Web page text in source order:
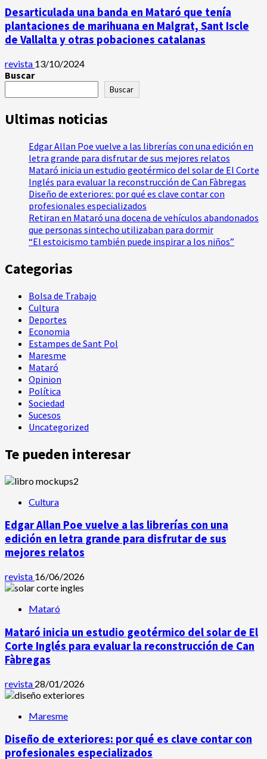
Desarticulada una banda en Mataró que tenía
plantaciones de marihuana en Malgrat, Sant Iscle
de Vallalta y otras pobaciones catalanas
revista 13/10/2024
Buscar
Buscar
Ultimas noticias
Edgar Allan Poe vuelve a las librerías con una edición en
letra grande para disfrutar de sus mejores relatos
Mataró inicia un estudio geotérmico del solar de El Corte
Inglés para evaluar la reconstrucción de Can Fàbregas
Diseño de exteriores: por qué es clave contar con
profesionales especializados
Retiran en Mataró una docena de vehículos abandonados
que personas sintecho utilizaban para dormir
“El estoicismo también puede inspirar a los niños”
Categorias
Bolsa de Trabajo
Cultura
Deportes
Economia
Estampes de Sant Pol
Maresme
Mataró
Opinion
Política
Sociedad
Sucesos
Uncategorized
Te pueden interesar
Cultura
Edgar Allan Poe vuelve a las librerías con una
edición en letra grande para disfrutar de sus
mejores relatos
revista 16/06/2026
Mataró
Mataró inicia un estudio geotérmico del solar de El
Corte Inglés para evaluar la reconstrucción de Can
Fàbregas
revista 28/01/2026
Maresme
Diseño de exteriores: por qué es clave contar con
profesionales especializados